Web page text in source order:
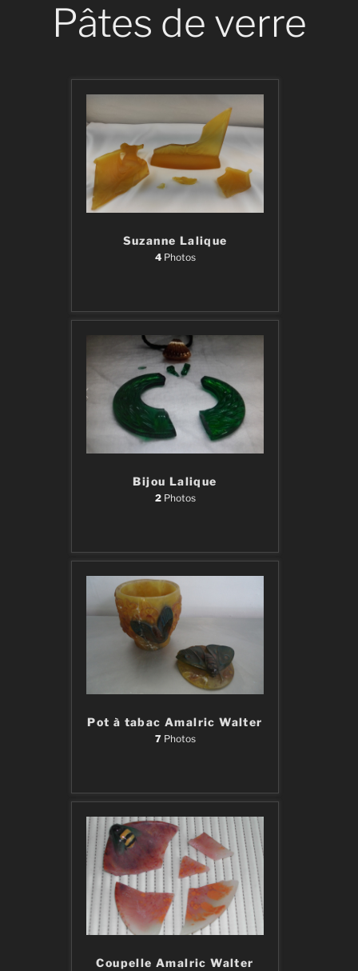
Pâtes de verre
Suzanne Lalique
4Photos
Bijou Lalique
2Photos
Pot à tabac Amalric Walter
7 Photos
Coupelle Amalric Walter